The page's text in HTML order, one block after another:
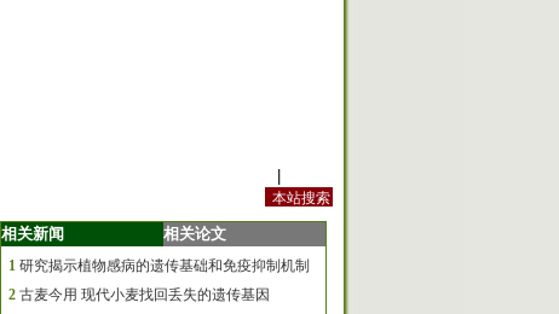
相关新闻 相关论文
1 研究揭示植物感病的遗传基础和免疫抑制机制
2 古麦今用 现代小麦找回丢失的遗传基因